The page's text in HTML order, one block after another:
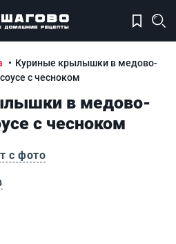
Куриные крылышки в медово-
с чесноком
в медово-
с чесноком
с фото